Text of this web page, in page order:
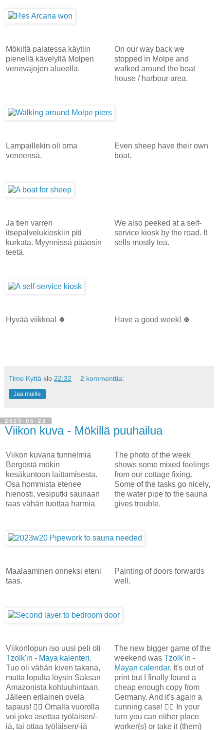
Mökiltä palatessa käytiin
pienellä kävelyllä Molpen
venevajojen alueella.
On our way back we
stopped in Molpe and
walked around the boat
house / harbour area.
Lampaillekin oli oma
veneensä.
Even sheep have their own
boat.
Ja tien varren
itsepalvelukioskiin piti
kurkata. Myynnissä pääosin
teetä.
We also peeked at a self-
service kiosk by the road. It
sells mostly tea.
Hyvää viikkoa! 🍀 Have a good week! 🍀
Timo Kyttä klo 22:32 2 kommenttia:
Jaa muille
2023-05-22
Viikon kuva - Mökillä puuhailua
Viikon kuvana tunnelmia
Bergöstä mökin
kesäkuntoon laittamisesta.
Osa hommista etenee
hienosti, vesiputki saunaan
taas vähän tuottaa harmia.
The photo of the week
shows some mixed feelings
from our cottage fixing.
Some of the tasks go nicely,
the water pipe to the sauna
gives trouble.
Maalaaminen onneksi eteni
taas.
Painting of doors forwards
well.
Viikonlopun iso uusi peli oli
Tzolk'in - Maya kalenteri.
Tuo oli vähän kiven takana,
mutta lopulta löysin Saksan
Amazonista kohtuuhintaan.
Jälleen erilainen ovela
tapaus! 👍🏻 Omalla vuorolla
voi joko asettaa työläisen/-
iä, tai ottaa työläisen/-iä
The new bigger game of the
weekend was Tzolk'in -
Mayan calendar. It's out of
print but I finally found a
cheap enough copy from
Germany. And it's again a
cunning case! 👍🏻 In your
turn you can either place
worker(s) or take it (them)